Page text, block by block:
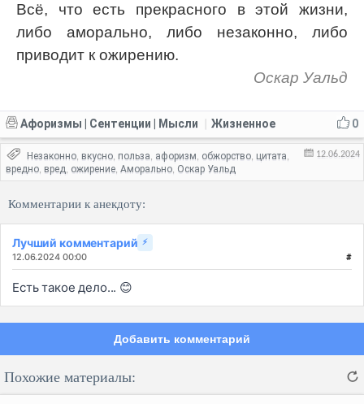
Всё, что есть прекрасного в этой жизни,
либо аморально, либо незаконно, либо
приводит к ожирению.
Оскар Уальд
0
Афоризмы | Сентенции | Мысли Жизненное
12.06.2024
Незаконно, вкусно, польза, афоризм, обжорство, цитата,
вредно, вред, ожирение, Аморально, Оскар Уальд
Комментарии к анекдоту:
Лучший комментарий ⚡
12.06.2024 00:00 #
Есть такое дело... 😊
Добавить комментарий
Похожие материалы: